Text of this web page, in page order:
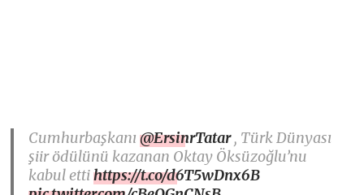
Cumhurbaşkanı@ErsinrTatar, Türk Dünyası
şiir ödülünü kazanan Oktay Öksüzoğlu’nu
kabul ettihttps://t.co/d6T5wDnx6B